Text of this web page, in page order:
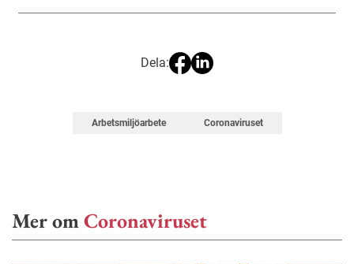
Dela:
Arbetsmiljöarbete Coronaviruset
Mer omCoronaviruset